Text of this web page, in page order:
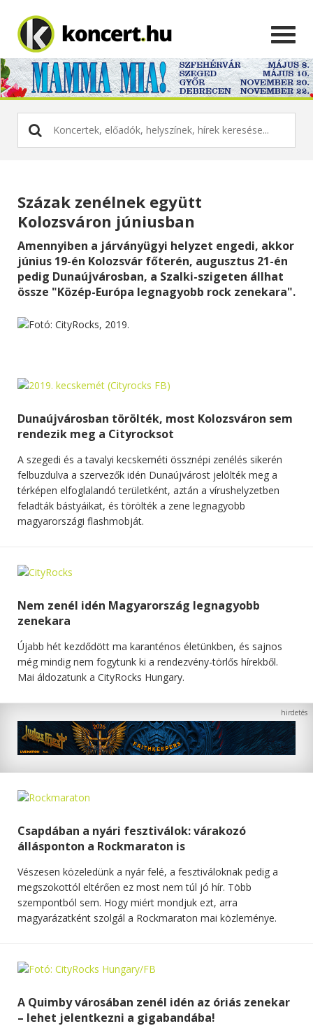
Százak zenélnek együtt
Kolozsváron júniusban
Amennyiben a járványügyi helyzet engedi, akkor
június 19-én Kolozsvár főterén, augusztus 21-én
pedig Dunaújvárosban, a Szalki-szigeten állhat
össze "Közép-Európa legnagyobb rock zenekara".
Dunaújvárosban törölték, most Kolozsváron sem
rendezik meg a Cityrocksot
A szegedi és a tavalyi kecskeméti össznépi zenélés sikerén
felbuzdulva a szervezők idén Dunaújvárost jelölték meg a
térképen elfoglalandó területként, aztán a vírushelyzetben
feladták bástyáikat, és törölték a zene legnagyobb
magyarországi flashmobját.
Nem zenél idén Magyarország legnagyobb
zenekara
Újabb hét kezdődött ma karanténos életünkben, és sajnos
még mindig nem fogytunk ki a rendezvény-törlős hírekből.
Mai áldozatunk a CityRocks Hungary.
Csapdában a nyári fesztiválok: várakozó
állásponton a Rockmaraton is
Vészesen közeledünk a nyár felé, a fesztiváloknak pedig a
megszokottól eltérően ez most nem túl jó hír. Több
szempontból sem. Hogy miért mondjuk ezt, arra
magyarázatként szolgál a Rockmaraton mai közleménye.
A Quimby városában zenél idén az óriás zenekar
– lehet jelentkezni a gigabandába!